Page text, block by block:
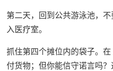
第二天，回到公共游泳池，
入医疗室。
抓住第四个摊位内的袋子。
付货物；但你能信守诺言吗